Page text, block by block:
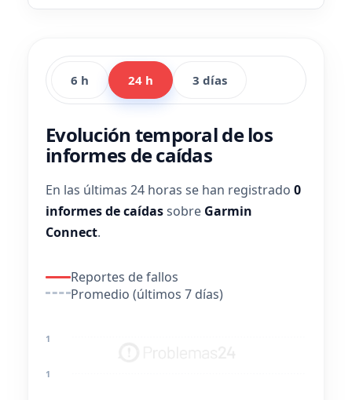
6 h 24 h 3 días
Evolución temporal de los
informes de caídas
En las últimas 24 horas se han registrado 0
informes de caídassobre Garmin
Connect.
Reportes de fallos
Promedio (últimos 7 días)
1
1